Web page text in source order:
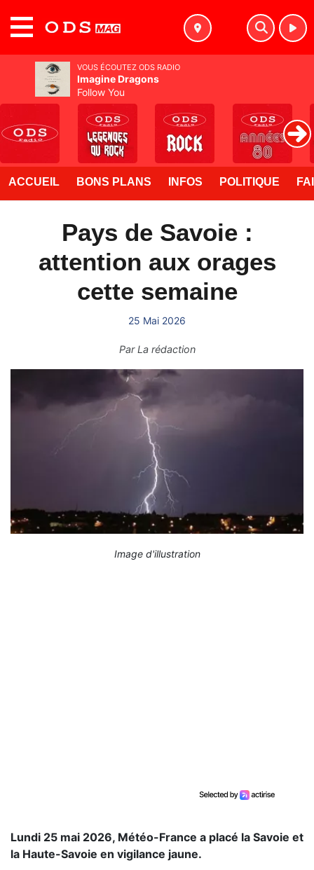
ACCUEIL BONS PLANS INFOS POLITIQUE
Pays de Savoie :
attention aux orages
cette semaine
25 Mai 2026
ParLa rédaction
Image d'illustration
Lundi 25 mai 2026, Météo-France a placé la Savoie et
la Haute-Savoie en vigilance jaune.
VOUS ÉCOUTEZ ODS RADIO
Imagine Dragons
Follow You